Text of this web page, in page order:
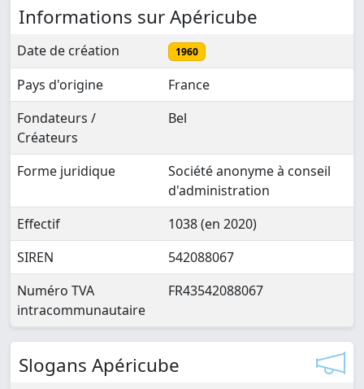
Informations sur Apéricube
Date de création 1960
Pays d'origine
France
Fondateurs /
Créateurs
Bel
Forme juridique
Société anonyme à conseil
d'administration
Effectif
1038 (en 2020)
SIREN
542088067
Numéro TVA
intracommunautaire
FR43542088067
Slogans Apéricube